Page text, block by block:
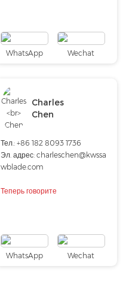
WhatsApp Wechat
Charles
Chen
Тел.: +86 182 8093 1736
Эл. адрес:charleschen@kwssa
wblade.com
Теперь говорите
WhatsApp Wechat